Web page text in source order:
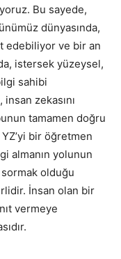
Bu sayede,
dünyasında,
edebiliyor ve bir an
istersek yüzeysel,
sahibi
zekasını
tamamen doğru
bir öğretmen
almanın yolunun
olduğu
İnsan olan bir
vermeye